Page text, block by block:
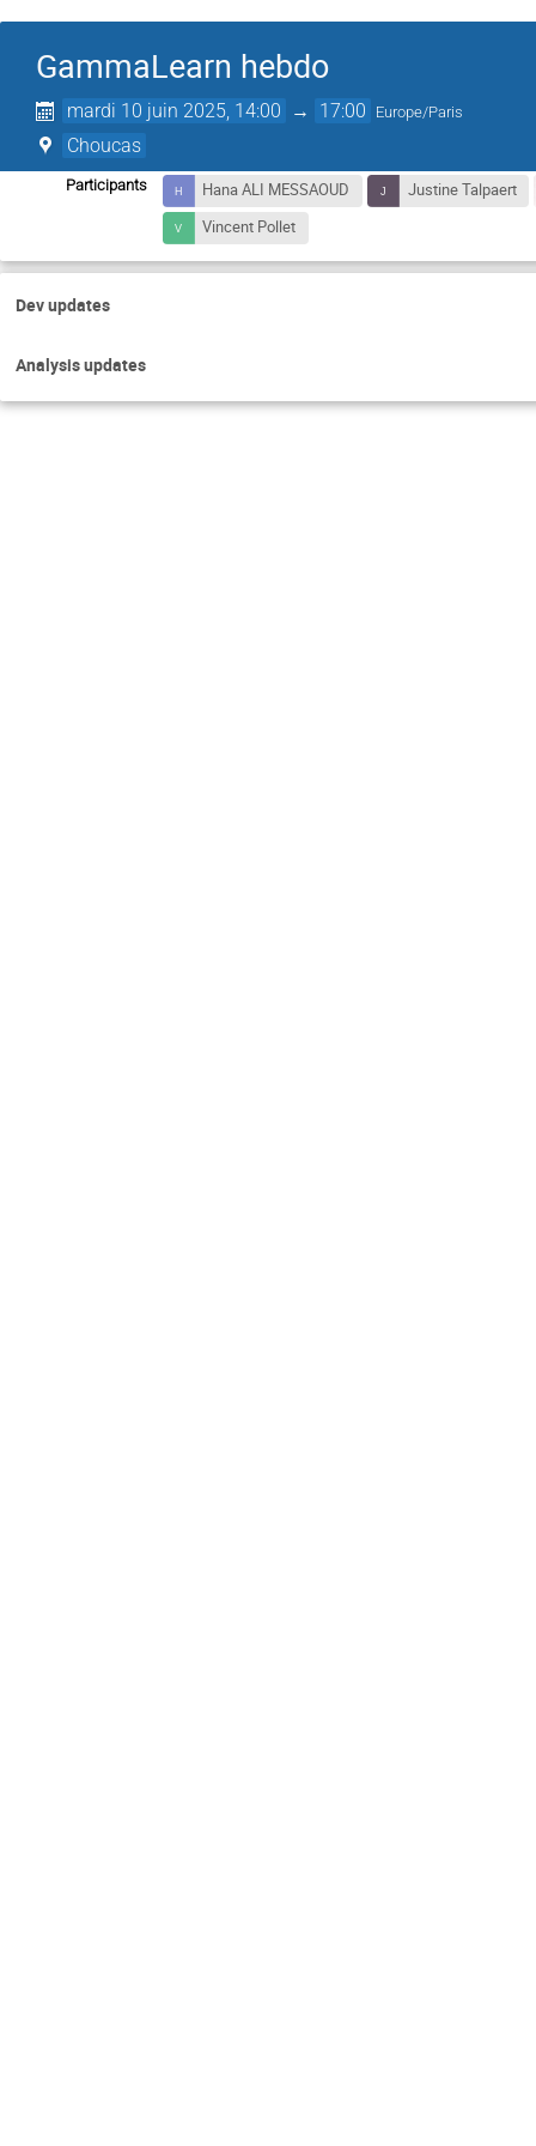
GammaLearn hebdo
mardi 10 juin 2025, 14:00 → 17:00 Europe/Paris
Choucas
Participants Hana ALI MESSAOUD
Justine Talpaert
Vincent Pollet
Dev updates
Analysis updates